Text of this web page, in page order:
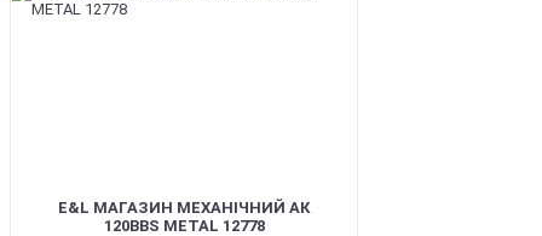
E&L МАГАЗИН МЕХАНІЧНИЙ АК
120BBS METAL 12778